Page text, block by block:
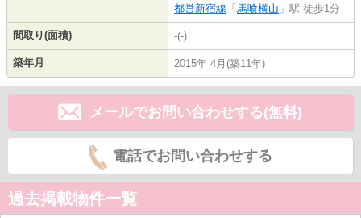
都営新宿線 「 馬喰横山 」駅 徒歩1分
間取り(面積) -(-)
築年月 2015年 4月(築11年)
メールでお問い合わせする(無料)
電話でお問い合わせする
過去掲載物件一覧